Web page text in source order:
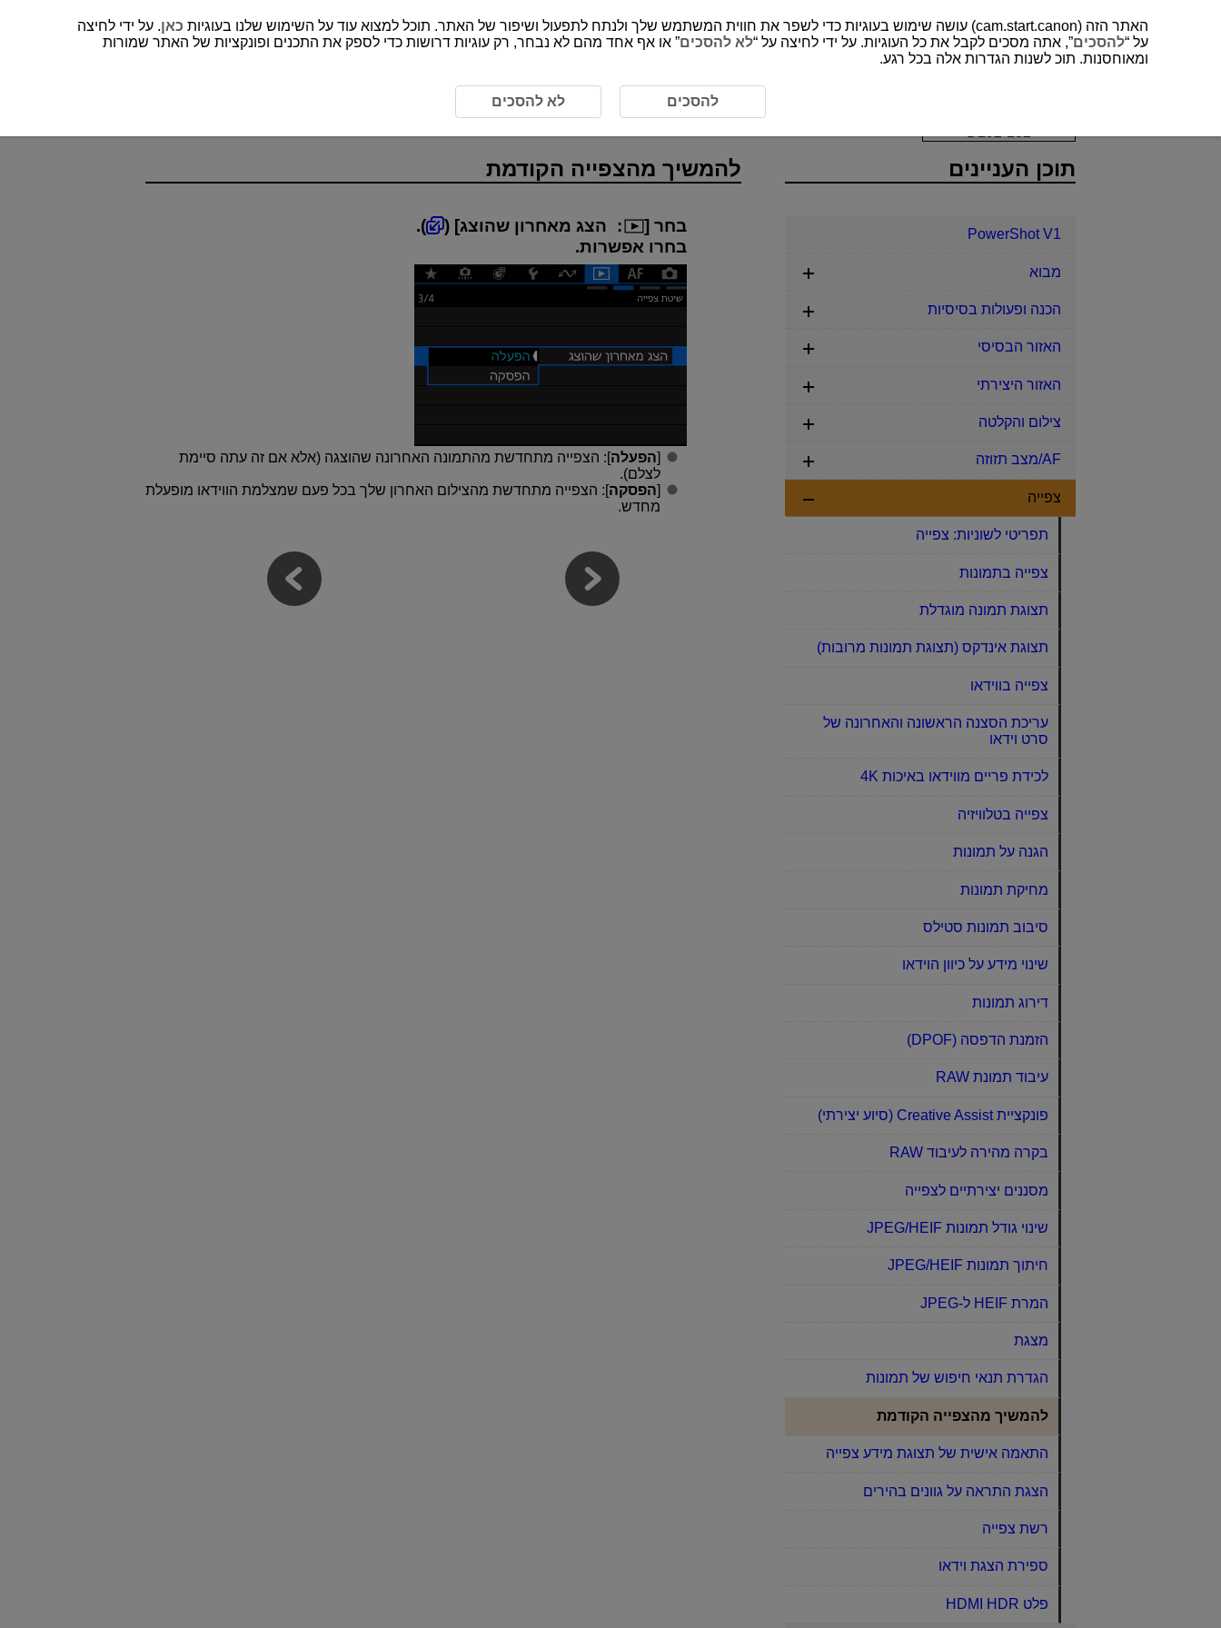
להמשיך מהצפייה הקודמת
להמשיך מהצפייה הקודמת
בחר [ : הצג מאחרון שהוצג] (
).
בחרו אפשרות.
[הפעלה]: הצפייה מתחדשת מהתמונה האחרונה שהוצגה (אלא אם זה עתה סיימת
לצלם).
[הפסקה]: הצפייה מתחדשת מהצילום האחרון שלך בכל פעם שמצלמת הווידאו מופעלת
מחדש.
תוכן העניינים
PowerShot V1
מבוא
הכנה ופעולות בסיסיות
האזור הבסיסי
האזור היצירתי
צילום והקלטה
AF/מצב תזוזה
צפייה
תפריטי לשוניות: צפייה
צפייה בתמונות
תצוגת תמונה מוגדלת
תצוגת אינדקס (תצוגת תמונות מרובות)
צפייה בווידאו
עריכת הסצנה הראשונה והאחרונה של
סרט וידאו
לכידת פריים מווידאו באיכות 4K‏
צפייה בטלוויזיה
הגנה על תמונות
מחיקת תמונות
סיבוב תמונות סטילס
שינוי מידע על כיוון הוידאו
דירוג תמונות
הזמנת הדפסה (DPOF)‏
עיבוד תמונת RAW‏
פונקציית Creative Assist‏ (סיוע יצירתי)‏
בקרה מהירה לעיבוד RAW‏
מסננים יצירתיים לצפייה
שינוי גודל תמונות JPEG/HEIF‏
חיתוך תמונות JPEG/HEIF‏
המרת HEIF ל-JPEG‏
מצגת
הגדרת תנאי חיפוש של תמונות
להמשיך מהצפייה הקודמת
התאמה אישית של תצוגת מידע צפייה
הצגת התראה על גוונים בהירים
רשת צפייה
ספירת הצגת וידאו
פלט HDMI HDR‏
האתר הזה (cam.start.canon) עושה שימוש בעוגיות כדי לשפר את חווית המשתמש שלך ולנתח לתפעול ושיפור של האתר. תוכל למצוא עוד על השימוש שלנו בעוגיות כאן. על ידי לחיצה
על “להסכים”, אתה מסכים לקבל את כל העוגיות. על ידי לחיצה על “לא להסכים” או אף אחד מהם לא נבחר, רק עוגיות דרושות כדי לספק את התכנים ופונקציות של האתר שמורות
ומאוחסנות. תוכ לשנות הגדרות אלה בכל רגע.
להסכים לא להסכים